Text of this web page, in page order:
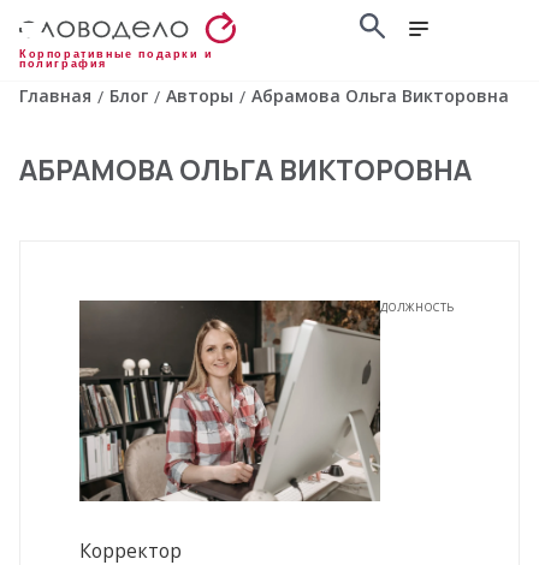
Корпоративные подарки и
полиграфия
Главная / Блог / Авторы / Абрамова Ольга Викторовна
АБРАМОВА ОЛЬГА ВИКТОРОВНА
ДОЛЖНОСТЬ
Корректор